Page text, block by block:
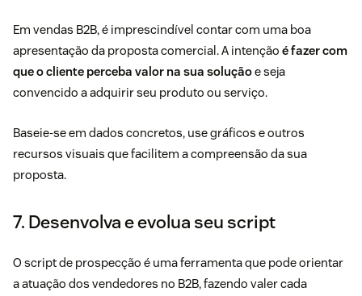
Em vendas B2B, é imprescindível contar com uma boa
apresentação da proposta comercial. A intenção é fazer com
que o cliente perceba valor na sua soluçãoe seja
convencido a adquirir seu produto ou serviço.
Baseie-se em dados concretos, use gráficos e outros
recursos visuais que facilitem a compreensão da sua
proposta.
7. Desenvolva e evolua seu script
O script de prospecção é uma ferramenta que pode orientar
a atuação dos vendedores no B2B, fazendo valer cada